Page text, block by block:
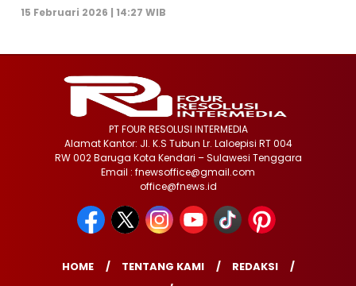
15 Februari 2026 | 14:27 WIB
PT FOUR RESOLUSI INTERMEDIA
Alamat Kantor: Jl. K.S Tubun Lr. Laloepisi RT 004
RW 002 Baruga Kota Kendari – Sulawesi Tenggara
Email : fnewsoffice@gmail.com
office@fnews.id
HOME TENTANG KAMI
REDAKSI